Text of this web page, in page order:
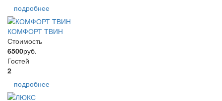
подробнее
КОМФОРТ ТВИН
Стоимость
6500руб.
Гостей
2
подробнее